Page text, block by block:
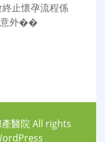
止懷孕流程係
意外��
醫院All rights